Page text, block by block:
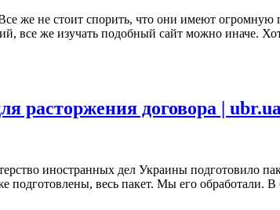
же не стоит спорить, что они имеют
все же изучать подобный сайт можно иначе.
расторжения договора |
иностранных дел Украины подготовило
подготовлены, весь пакет. Мы его